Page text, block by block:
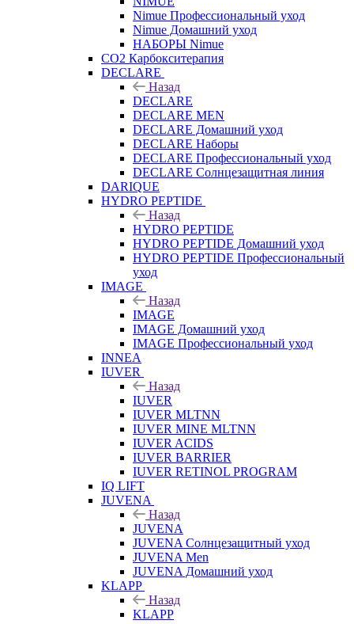
Nimue Профессиональный уход
Nimue Домашний уход
НАБОРЫ Nimue
CO2 Карбокситерапия
DECLARE
Назад
DECLARE
DECLARE MEN
DECLARE Домашний уход
DECLARE Наборы
DECLARE Профессиональный уход
DECLARE Солнцезащитная линия
DARIQUE
HYDRO PEPTIDE
Назад
HYDRO PEPTIDE
HYDRO PEPTIDE Домашний уход
HYDRO PEPTIDE Профессиональный
уход
IMAGE
Назад
IMAGE
IMAGE Домашний уход
IMAGE Профессиональный уход
INNEA
IUVER
Назад
IUVER
IUVER MLTNN
IUVER MINE MLTNN
IUVER ACIDS
IUVER BARRIER
IUVER RETINOL PROGRAM
IQ LIFT
JUVENA
Назад
JUVENA
JUVENA Солнцезащитный уход
JUVENA Men
JUVENA Домашний уход
KLAPP
Назад
KLAPP